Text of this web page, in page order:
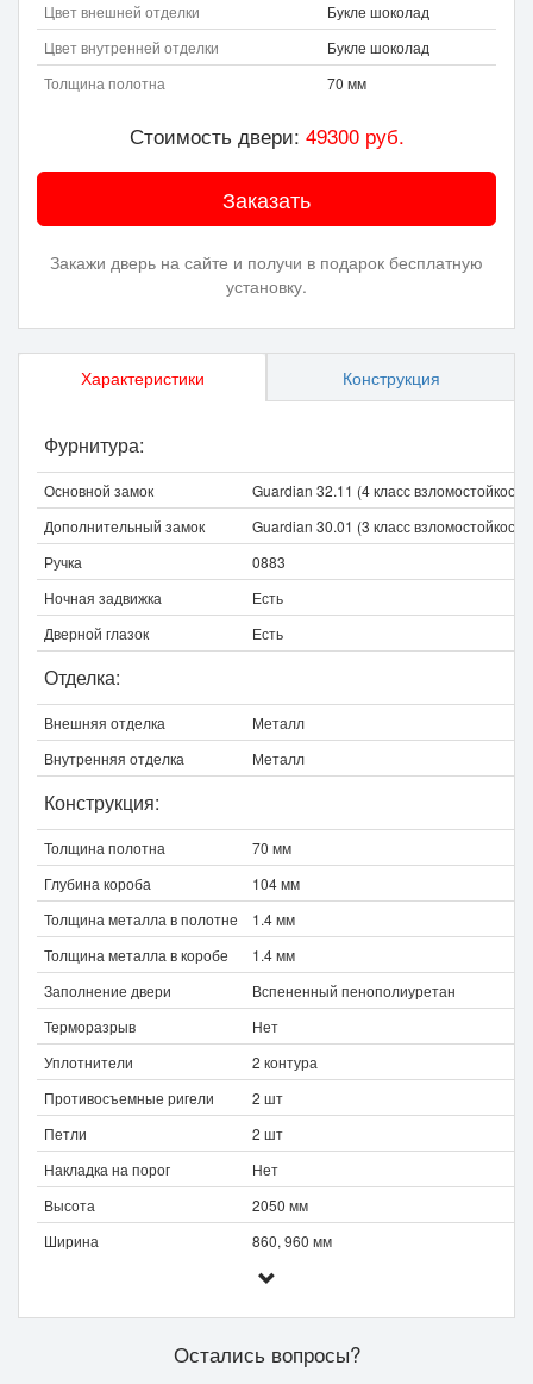
Цвет внешней отделки
Букле шоколад
Цвет внутренней отделки
Букле шоколад
Толщина полотна
70 мм
Стоимость двери: 49300руб.
Заказать
Закажи дверь на сайте и получи в подарок бесплатную
установку.
Характеристики Конструкция
Фурнитура:
Основной замок
Guardian 32.11 (4 класс
Дополнительный замок
Guardian 30.01 (3 класс
Ручка
0883
Ночная задвижка
Есть
Дверной глазок
Есть
Отделка:
Внешняя отделка
Металл
Внутренняя отделка
Металл
Конструкция:
Толщина полотна
70 мм
Глубина короба
104 мм
Толщина металла в полотне
1.4 мм
Толщина металла в коробе
1.4 мм
Заполнение двери
Вспененный пенополиуретан
Терморазрыв
Нет
Уплотнители
2 контура
Противосъемные ригели
2 шт
Петли
2 шт
Накладка на порог
Нет
Высота
2050 мм
Ширина
860, 960 мм
Остались вопросы?